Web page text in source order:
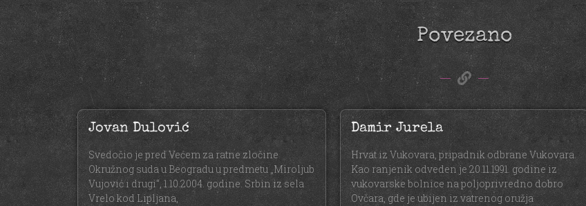
Povezano
Jovan Dulović
Svedočio je pred Većem za ratne zločine
Okružnog suda u Beogradu u predmetu „Miroljub
Vujović i drugi“, 1.10.2004. godine. Srbin iz sela
Vrelo kod Lipljana,
Damir Jurela
Hrvat iz Vukovara, pripadnik odbrane Vukovara.
Kao ranjenik odveden je 20.11.1991. godine iz
vukovarske bolnice na poljoprivredno dobro
Ovčara, gde je ubijen iz vatrenog oružja